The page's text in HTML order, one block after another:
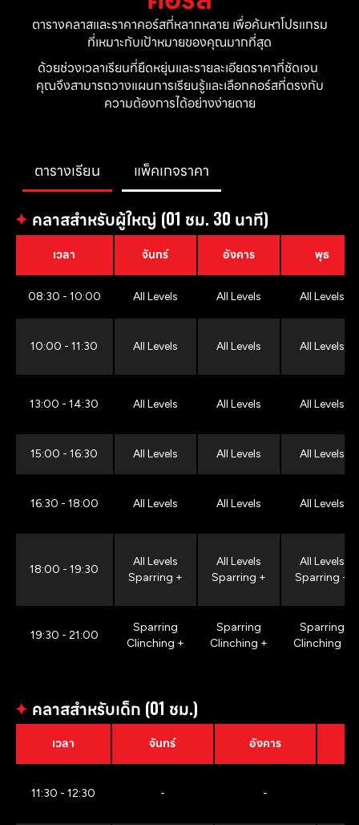
ตารางคลาสและราคาคอร์สที่หลากหลาย เพื่อค้นหาโปรแกรม
ที่เหมาะกับเป้าหมายของคุณมากที่สุด
ด้วยช่วงเวลาเรียนที่ยืดหยุ่นและรายละเอียดราคาที่ชัดเจน
คุณจึงสามารถวางแผนการเรียนรู้และเลือกคอร์สที่ตรงกับ
ความต้องการได้อย่างง่ายดาย
ตารางเรียน แพ็คเกจราคา
✦ คลาสสำหรับผู้ใหญ่ (01 ชม. 30 นาที)
เวลา จันทร์ อังคาร พุธ
08:30 - 10:00 All Levels All Levels All Levels
10:00 - 11:30 All Levels All Levels All Levels
13:00 - 14:30 All Levels All Levels All Levels
15:00 - 16:30 All Levels All Levels All Levels
16:30 - 18:00 All Levels All Levels All Levels
18:00 - 19:30
All Levels
Sparring +
All Levels
Sparring +
All Levels
Sparring +
19:30 - 21:00
Sparring
Clinching +
Sparring
Clinching +
Sparring
Clinching +
✦ คลาสสำหรับเด็ก (01 ชม.)
เวลา จันทร์ อังคาร
11:30 - 12:30 - -